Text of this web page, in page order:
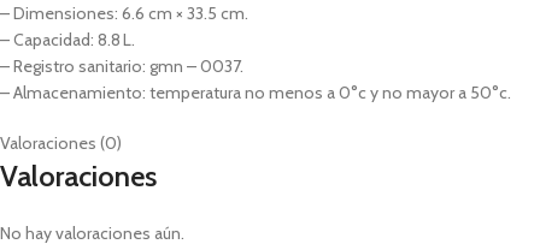
– Dimensiones: 6.6 cm × 33.5 cm.
– Capacidad: 8.8 L.
– Registro sanitario: gmn – 0037.
– Almacenamiento: temperatura no menos a 0°c y no mayor a 50°c.
Valoraciones (0)
Valoraciones
No hay valoraciones aún.